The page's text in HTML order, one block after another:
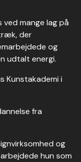
mange lag på
der
og
udtalt energi.
Kunstakademi i
fra
og
hun som